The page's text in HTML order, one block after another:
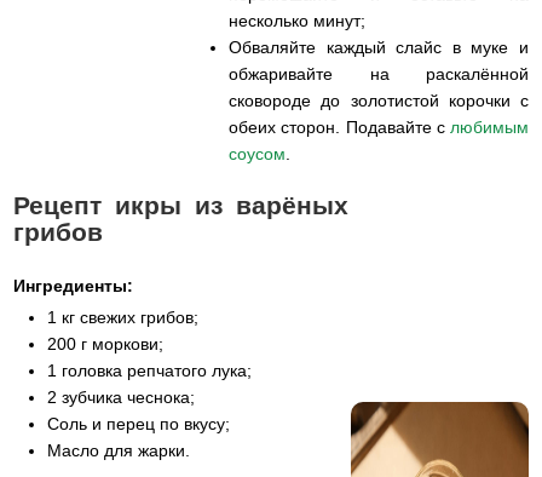
несколько минут;
Обваляйте каждый слайс в муке и
обжаривайте на раскалённой
сковороде до золотистой корочки с
обеих сторон. Подавайте с любимым
соусом
Рецепт икры из варёных
грибов
Ингредиенты:
1 кг свежих грибов;
200 г моркови;
1 головка репчатого лука;
2 зубчика чеснока;
Соль и перец по вкусу;
Масло для жарки.